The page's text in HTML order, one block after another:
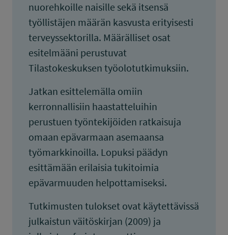
nuorehkoille naisille sekä itsensä
työllistäjen määrän kasvusta erityisesti
terveyssektorilla. Määrälliset osat
esitelmääni perustuvat
Tilastokeskuksen työolotutkimuksiin.
Jatkan esittelemälla omiin
kerronnallisiin haastatteluihin
perustuen työntekijöiden ratkaisuja
omaan epävarmaan asemaansa
työmarkkinoilla. Lopuksi päädyn
esittämään erilaisia tukitoimia
epävarmuuden helpottamiseksi.
Tutkimusten tulokset ovat käytettävissä
julkaistun väitöskirjan (2009) ja